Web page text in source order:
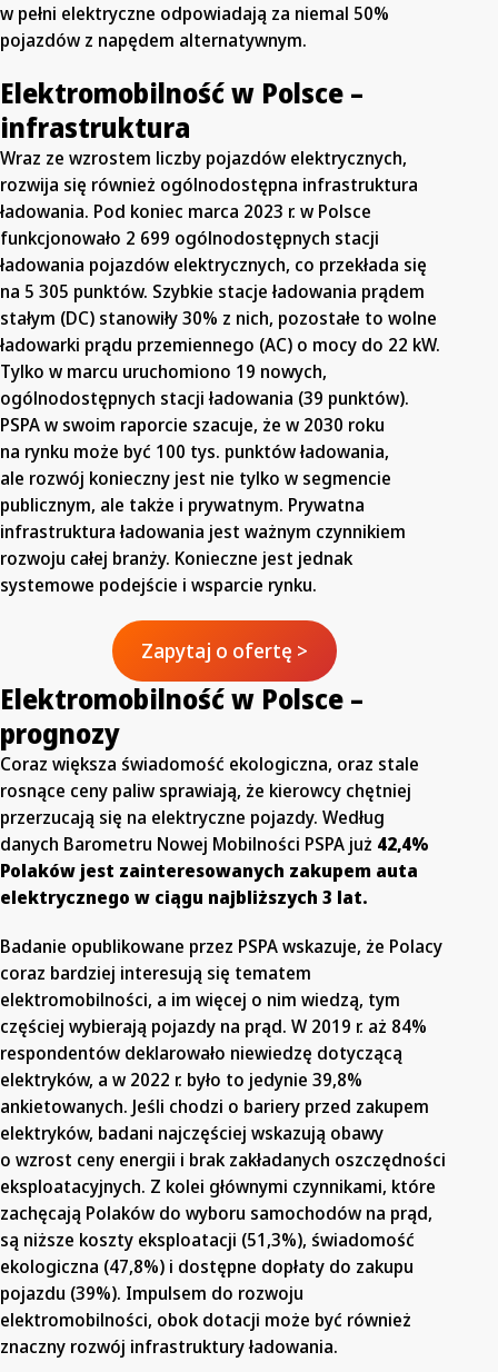
w pełni elektryczne odpowiadają za niemal 50%
pojazdów z napędem alternatywnym.
Elektromobilność w Polsce –
infrastruktura
Wraz ze wzrostem liczby pojazdów elektrycznych,
rozwija się również ogólnodostępna infrastruktura
ładowania. Pod koniec marca 2023 r. w Polsce
funkcjonowało 2 699 ogólnodostępnych stacji
ładowania pojazdów elektrycznych, co przekłada się
na 5 305 punktów. Szybkie stacje ładowania prądem
stałym (DC) stanowiły 30% z nich, pozostałe to wolne
ładowarki prądu przemiennego (AC) o mocy do 22 kW.
Tylko w marcu uruchomiono 19 nowych,
ogólnodostępnych stacji ładowania (39 punktów).
PSPA w swoim raporcie szacuje, że w 2030 roku
na rynku może być 100 tys. punktów ładowania,
ale rozwój konieczny jest nie tylko w segmencie
publicznym, ale także i prywatnym. Prywatna
infrastruktura ładowania jest ważnym czynnikiem
rozwoju całej branży. Konieczne jest jednak
systemowe podejście i wsparcie rynku.
Zapytaj o ofertę >
Elektromobilność w Polsce –
prognozy
Coraz większa świadomość ekologiczna, oraz stale
rosnące ceny paliw sprawiają, że kierowcy chętniej
przerzucają się na elektryczne pojazdy. Według
danych Barometru Nowej Mobilności PSPA już 42,4%
Polaków jest zainteresowanych zakupem auta
elektrycznego w ciągu najbliższych 3 lat.
Badanie opublikowane przez PSPA wskazuje, że Polacy
coraz bardziej interesują się tematem
elektromobilności, a im więcej o nim wiedzą, tym
częściej wybierają pojazdy na prąd. W 2019 r. aż 84%
respondentów deklarowało niewiedzę dotyczącą
elektryków, a w 2022 r. było to jedynie 39,8%
ankietowanych. Jeśli chodzi o bariery przed zakupem
elektryków, badani najczęściej wskazują obawy
o wzrost ceny energii i brak zakładanych oszczędności
eksploatacyjnych. Z kolei głównymi czynnikami, które
zachęcają Polaków do wyboru samochodów na prąd,
są niższe koszty eksploatacji (51,3%), świadomość
ekologiczna (47,8%) i dostępne dopłaty do zakupu
pojazdu (39%). Impulsem do rozwoju
elektromobilności, obok dotacji może być również
znaczny rozwój infrastruktury ładowania.